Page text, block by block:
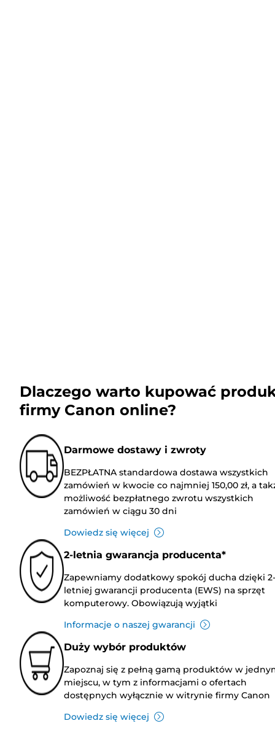
Dlaczego warto kupować
firmy Canon online?
Darmowe dostawy i zwroty
BEZPŁATNA standardowa dostawa wszystkich
zamówień w kwocie co najmniej 150,00 zł, a
możliwość bezpłatnego zwrotu wszystkich
zamówień w ciągu 30 dni
Dowiedz się więcej
2-letnia gwarancja producenta*
Zapewniamy dodatkowy spokój ducha dzięki 2-
letniej gwarancji producenta (EWS) na sprzęt
komputerowy. Obowiązują wyjątki
Informacje o naszej gwarancji
Duży wybór produktów
Zapoznaj się z pełną gamą produktów w
miejscu, w tym z informacjami o ofertach
dostępnych wyłącznie w witrynie firmy Canon
Dowiedz się więcej